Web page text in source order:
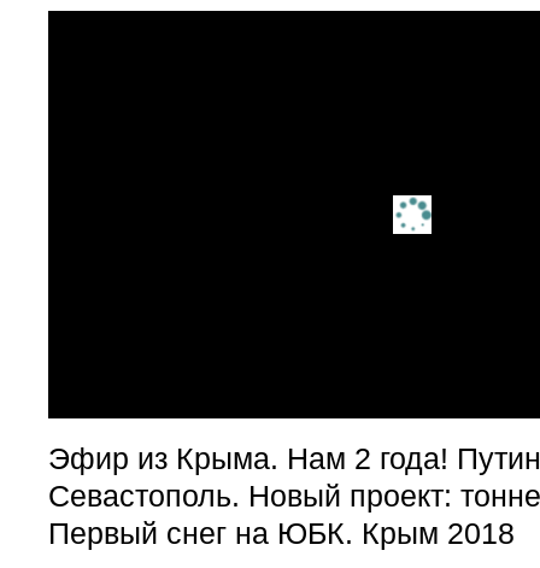
Эфир из Крыма. Нам 2 года!
Севастополь. Новый проект:
Первый снег на ЮБК. Крым 2018